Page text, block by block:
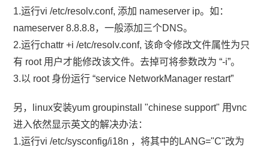
1.运行vi /etc/resolv.conf, 添加 nameserver ip。如：
nameserver 8.8.8.8，一般添加三个DNS。
2.运行chattr +i /etc/resolv.conf, 该命令修改文件属性为只
有 root 用户才能修改该文件。去掉可将参数改为 “-i”。
3.以 root 身份运行 “service NetworkManager restart”
另，linux安装yum groupinstall "chinese support" 用vnc
进入依然显示英文的解决办法：
1.运行vi /etc/sysconfig/i18n ，将其中的LANG="C"改为